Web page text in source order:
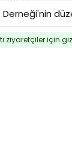
ziyaretçiler için